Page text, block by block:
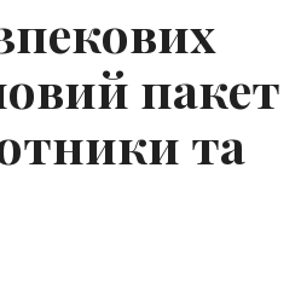
пакет
та